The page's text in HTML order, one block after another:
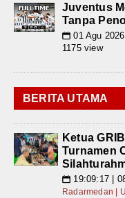
Juventus
Tanpa
📅 01 Agu
1175 view
BERITA UTAMA
Ketua
Turnamen
📅 19:09:17 |
Radarmedan |